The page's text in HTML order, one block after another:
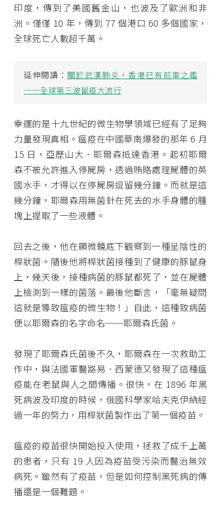
印度，傳到了美國舊金山，也波及了歐洲和非
洲。僅僅 10 年，傳到 77 個港口 60 多個國家，
全球死亡人數超千萬。
延伸閱讀： 關於武漢肺炎，香港已有前車之鑑
──全球第三波鼠疫大流行
幸運的是十九世紀的微生物學領域已經有了足夠
力量發現真相。瘟疫在中國華南爆發的那年 6 月
15 日，亞歷山大．耶爾森抵達香港。起初耶爾
森不被允許進入停屍房，透過賄賂處理屍體的英
國水手，才得以在停屍房逗留幾分鐘。而就是這
幾分鐘，耶爾森用無菌針在死去的水手身體的腫
塊上提取了一些液體。
回去之後，他在顯微鏡底下觀察到一種呈陰性的
桿狀菌。隨後他將桿狀菌接種到了健康的豚鼠身
上，幾天後，接種病菌的豚鼠都死了，並在屍體
上檢測到一樣的菌落。最後他斷言，「毫無疑問
這就是導致瘟疫的微生物！」自此，這種致病菌
便以耶爾森的名字命名──耶爾森氏菌。
發現了耶爾森氏菌後不久，耶爾森在一次救助工
作中，與法國軍醫路易．西蒙德又發現了這種瘟
疫能在老鼠與人之間傳播。很快，在 1896 年黑
死病波及印度的時候，俄國科學家哈夫克伊納經
過一年的努力，用桿狀菌製作出了第一個疫苗。
瘟疫的疫苗很快開始投入使用，拯救了成千上萬
的患者，只有 19 人因為疫苗受污染而醫治無效
病死。雖然有了疫苗，但是如何控制黑死病的傳
播還是一個難題。